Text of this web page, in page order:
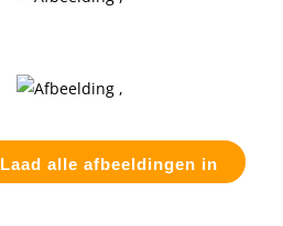
Laad alle afbeeldingen in